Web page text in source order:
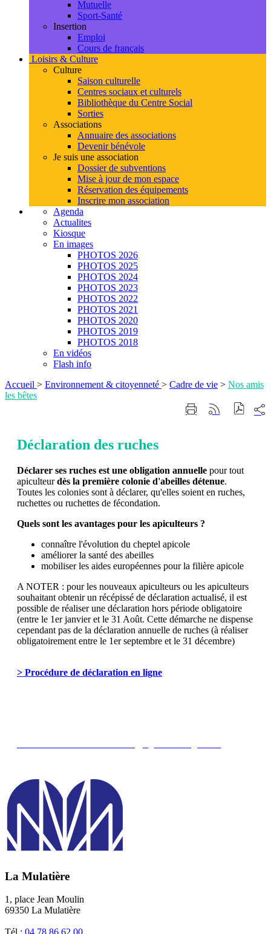
Mutuelle
Sport-Santé
Insertion
Emploi
Cours de français
Loisirs & Culture
Culture
Saison culturelle
Centres sociaux et culturels
Bibliothèque du Centre Social
Sorties
Associations
Annuaire des associations
Devenir bénévole
Je suis une association
Dossier de subventions
Mise à jour de mon espace
Réservation des équipements
Inscrire mon association
Agenda
Actualites
Kiosque
En images
PHOTOS 2026
PHOTOS 2025
PHOTOS 2024
PHOTOS 2023
PHOTOS 2022
PHOTOS 2021
PHOTOS 2020
PHOTOS 2019
PHOTOS 2018
En vidéos
Flash info
Accueil > Environnement & citoyenneté > Cadre de vie > Nos amis
les bêtes
ImprimerGénérer
sur
Déclaration des ruches
Déclarer ses ruches est une obligation annuelle pour tout
apiculteurdès la première colonie d'abeilles détenue.
Toutes les colonies sont à déclarer, qu'elles soient en ruches,
ruchettes ou ruchettes de fécondation.
Quels sont les avantages pour les apiculteurs ?
connaître l'évolution du cheptel apicole
améliorer la santé des abeilles
mobiliser les aides européennes pour la filière apicole
A NOTER : pour les nouveaux apiculteurs ou les apiculteurs
souhaitant obtenir un récépissé de déclaration actualisé, il est
possible de réaliser une déclaration hors période obligatoire
(entre le 1er janvier et le 31 Août. Cette démarche ne dispense
cependant pas de la déclaration annuelle de ruches (à réaliser
obligatoirement entre le 1er septembre et le 31 décembre)
> Procédure de déclaration en ligne
La Mulatière
1, place Jean Moulin
69350 La Mulatière